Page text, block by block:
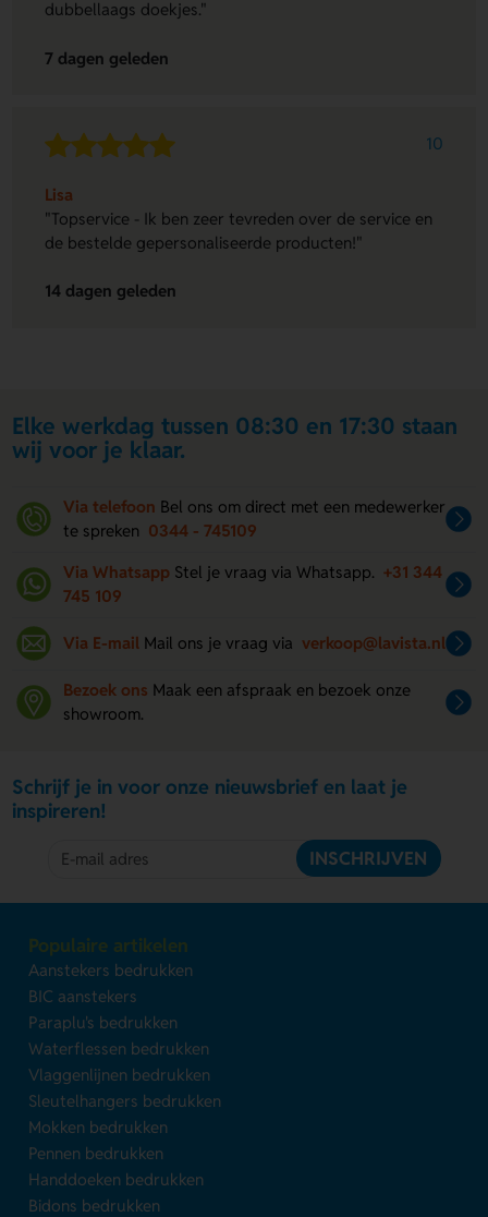
dubbellaags doekjes."
7 dagen geleden
10
Lisa
"Topservice - Ik ben zeer tevreden over de service en
de bestelde gepersonaliseerde producten!"
14 dagen geleden
Elke werkdag tussen 08:30 en 17:30 staan
wij voor je klaar.
Via telefoon Bel ons om direct met een medewerker
te spreken 0344 - 745109
Via Whatsapp Stel je vraag via Whatsapp. +31 344
745 109
Via E-mail Mail ons je vraag via verkoop@lavista.nl
Bezoek ons Maak een afspraak en bezoek onze
showroom.
Schrijf je in voor onze nieuwsbrief en laat je
inspireren!
INSCHRIJVEN
Populaire artikelen
Aanstekers bedrukken
BIC aanstekers
Paraplu's bedrukken
Waterflessen bedrukken
Vlaggenlijnen bedrukken
Sleutelhangers bedrukken
Mokken bedrukken
Pennen bedrukken
Handdoeken bedrukken
Bidons bedrukken